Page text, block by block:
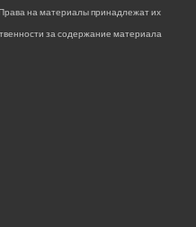
на материалы принадлежат их
за содержание материала